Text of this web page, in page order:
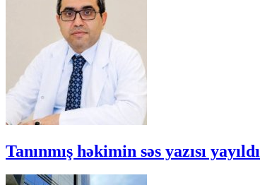
Tanınmış həkimin səs yazısı yayıldı